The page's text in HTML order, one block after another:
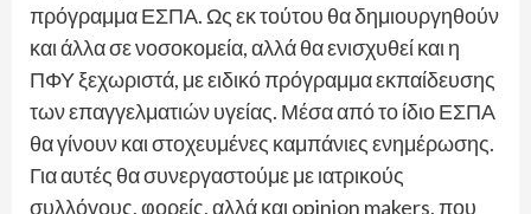
πρόγραμμα ΕΣΠΑ. Ως εκ τούτου θα δημιουργηθούν
και άλλα σε νοσοκομεία, αλλά θα ενισχυθεί και η
ΠΦΥ ξεχωριστά, με ειδικό πρόγραμμα εκπαίδευσης
των επαγγελματιών υγείας. Μέσα από το ίδιο ΕΣΠΑ
θα γίνουν και στοχευμένες καμπάνιες ενημέρωσης.
Για αυτές θα συνεργαστούμε με ιατρικούς
συλλόγους, φορείς, αλλά και opinion makers, που